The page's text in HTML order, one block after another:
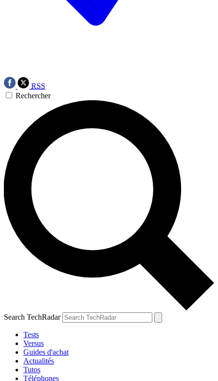
RSS
Rechercher
Search TechRadar
Tests
Versus
Guides d'achat
Actualités
Tutos
Téléphones